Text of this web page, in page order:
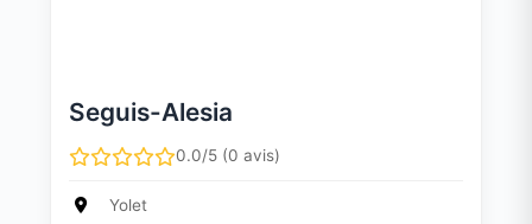
Seguis-Alesia
0.0/5 (0 avis)
Yolet